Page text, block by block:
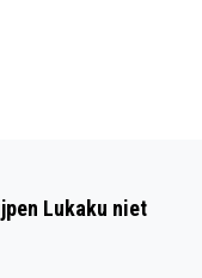
Lukaku niet